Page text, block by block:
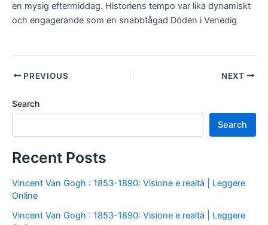
en mysig eftermiddag. Historiens tempo var lika dynamiskt
och engagerande som en snabbtågad Döden i Venedig
PREVIOUS NEXT
Search
Search
Recent Posts
Vincent Van Gogh : 1853-1890: Visione e realtà | Leggere
Online
Vincent Van Gogh : 1853-1890: Visione e realtà | Leggere